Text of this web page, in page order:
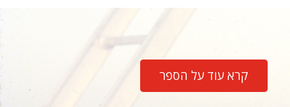
קרא עוד על הספר